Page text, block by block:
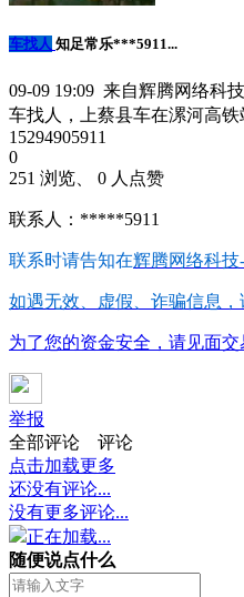
车找人 知足常乐***5911...
09-09 19:09 来自辉腾网络科
车找人，上蔡县车在漯河高
15294905911
0
251 浏览、 0 人点赞
联系人：*****5911
联系时请告知在辉腾网络科技
如遇无效、虚假、诈骗信息，
为了您的资金安全，请见面
举报
全部评论
评论
点击加载更多
还没有评论...
没有更多评论...
正在加载...
随便说点什么